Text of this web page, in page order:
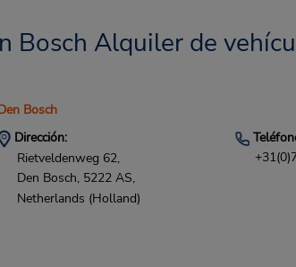
Bosch Alquiler de
Bosch
Dirección:
Rietveldenweg 62,
Den Bosch, 5222 AS,
Netherlands (Holland)